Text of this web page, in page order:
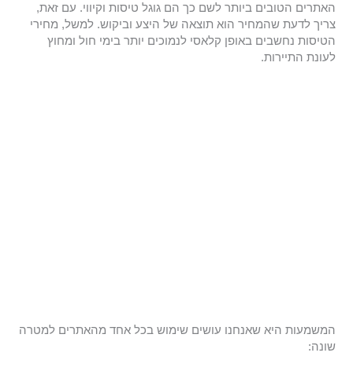
האתרים הטובים ביותר לשם כך הם גוגל טיסות וקיווי. עם זאת,
צריך לדעת שהמחיר הוא תוצאה של היצע וביקוש. למשל, מחירי
הטיסות נחשבים באופן קלאסי לנמוכים יותר בימי חול ומחוץ
לעונת התיירות.
המשמעות היא שאנחנו עושים שימוש בכל אחד מהאתרים למטרה
שונה: